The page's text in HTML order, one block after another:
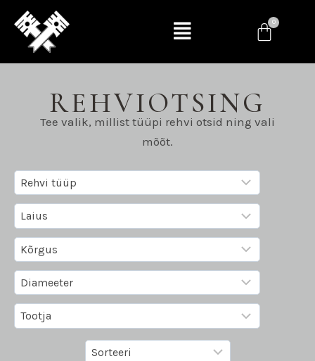
REHVIOTSING
Tee valik, millist tüüpi rehvi otsid ning vali
mõõt.